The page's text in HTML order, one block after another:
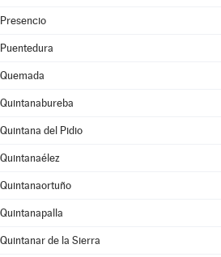
Presencio
Puentedura
Quemada
Quintanabureba
Quintana del Pidio
Quintanaélez
Quintanaortuño
Quintanapalla
Quintanar de la Sierra